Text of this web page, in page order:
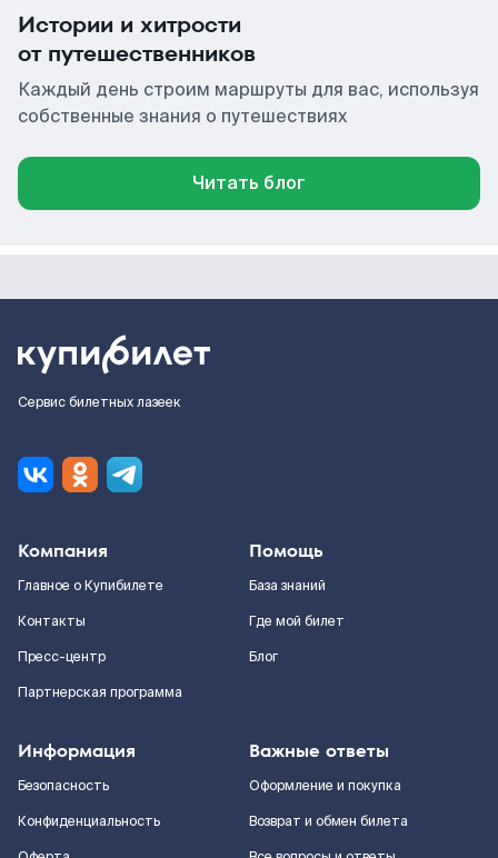
Истории и хитрости
от путешественников
Каждый день строим маршруты для вас, используя
собственные знания о путешествиях
Читать блог
Сервис билетных лазеек
Компания
Главное о Купибилете
Контакты
Пресс-центр
Партнерская программа
Помощь
База знаний
Где мой билет
Блог
Информация
Безопасность
Конфиденциальность
Важные ответы
Оформление и покупка
Возврат и обмен билета